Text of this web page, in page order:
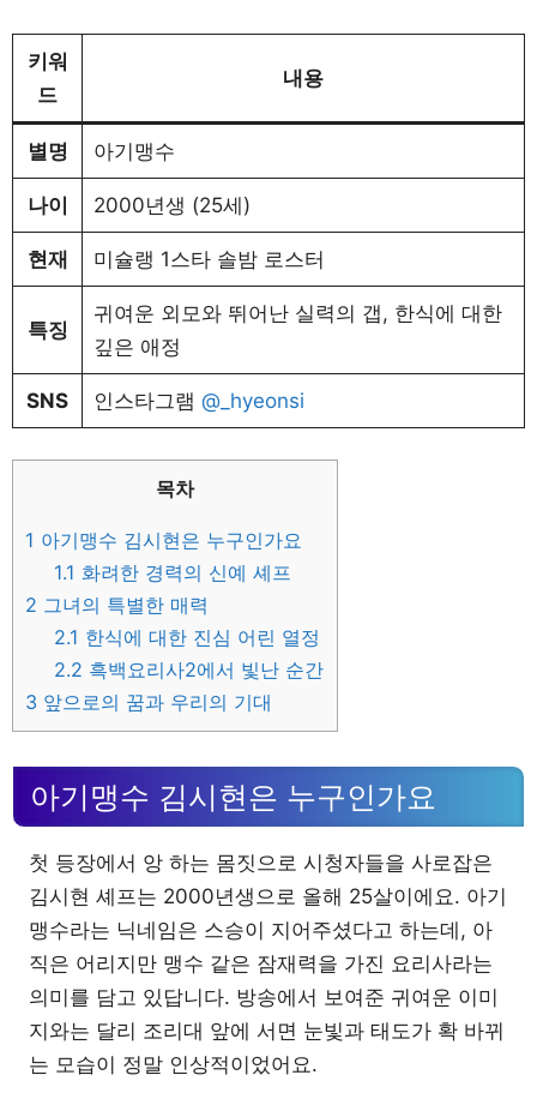
키워
드
내용
별명 아기맹수
나이 2000년생 (25세)
현재 미슐랭 1스타 솔밤 로스터
특징
귀여운 외모와 뛰어난 실력의 갭, 한식에 대한
깊은 애정
SNS 인스타그램 @_hyeonsi
목차
1 아기맹수 김시현은 누구인가요
1.1 화려한 경력의 신예 셰프
2 그녀의 특별한 매력
2.1 한식에 대한 진심 어린 열정
2.2 흑백요리사2에서 빛난 순간
3 앞으로의 꿈과 우리의 기대
아기맹수 김시현은 누구인가요
첫 등장에서 앙 하는 몸짓으로 시청자들을 사로잡은
김시현 셰프는 2000년생으로 올해 25살이에요. 아기
맹수라는 닉네임은 스승이 지어주셨다고 하는데, 아
직은 어리지만 맹수 같은 잠재력을 가진 요리사라는
의미를 담고 있답니다. 방송에서 보여준 귀여운 이미
지와는 달리 조리대 앞에 서면 눈빛과 태도가 확 바뀌
는 모습이 정말 인상적이었어요.